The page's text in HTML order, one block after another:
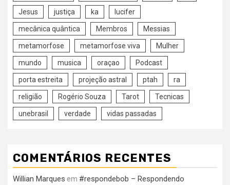
Jesus justiça ka lucifer
mecânica quântica Membros Messias
metamorfose metamorfose viva Mulher
mundo musica oraçao Podcast
porta estreita projeção astral ptah ra
religião Rogério Souza Tarot Tecnicas
unebrasil verdade vidas passadas
COMENTÁRIOS RECENTES
Willian Marques em #respondebob – Respondendo